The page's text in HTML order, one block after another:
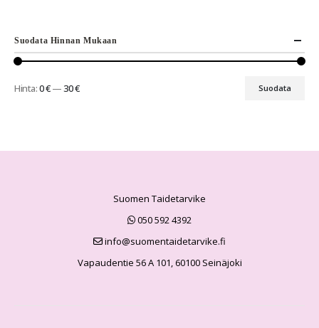
Suodata Hinnan Mukaan
Suodata
Hinta:0 €—30 €
Suomen Taidetarvike
050 592 4392
info@suomentaidetarvike.fi
Vapaudentie 56 A 101, 60100 Seinäjoki